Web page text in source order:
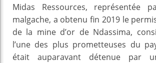
Midas Ressources, représentée
malgache, a obtenu fin 2019 le
de la mine d’or de Ndassima,
l’une des plus prometteuses du
était auparavant détenue par